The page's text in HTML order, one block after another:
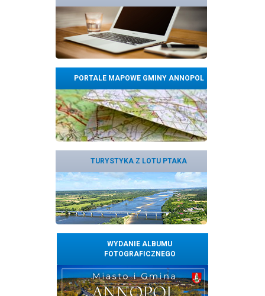
PORTALE MAPOWE GMINY ANNOPOL
TURYSTYKA Z LOTU PTAKA
WYDANIE ALBUMU
FOTOGRAFICZNEGO